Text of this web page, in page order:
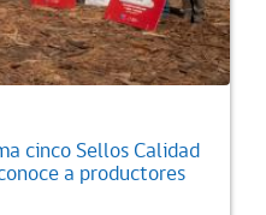
cinco Sellos Calidad
a productores